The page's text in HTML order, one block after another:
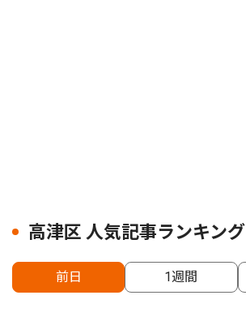
高津区 人気記事ランキング
前日 1週間